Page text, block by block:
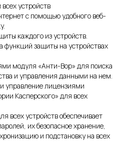
устройств
с помощью удобного веб-
каждого из устройств.
функций защиты на устройствах
модуля «Анти-Вор» для поиска
и управления данными на нем.
управление лицензиями
Касперского» для всех
всех устройств обеспечивает
их безопасное хранение,
и подстановку на всех